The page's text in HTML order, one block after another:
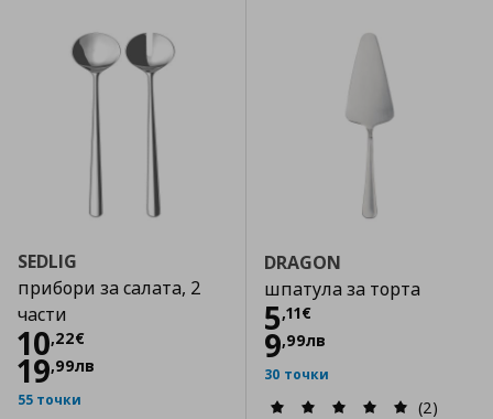
SEDLIG
прибори за салата, 2
части
10,22€
Цена
19,99лв
55 точки
DRAGON
шпатула за торта
5,11€
Цена
9,99лв
30 точки
(2)